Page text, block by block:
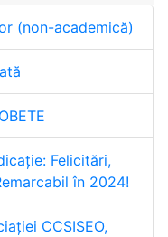
(non-academică)
Felicitări,
în 2024!
CCSISEO,